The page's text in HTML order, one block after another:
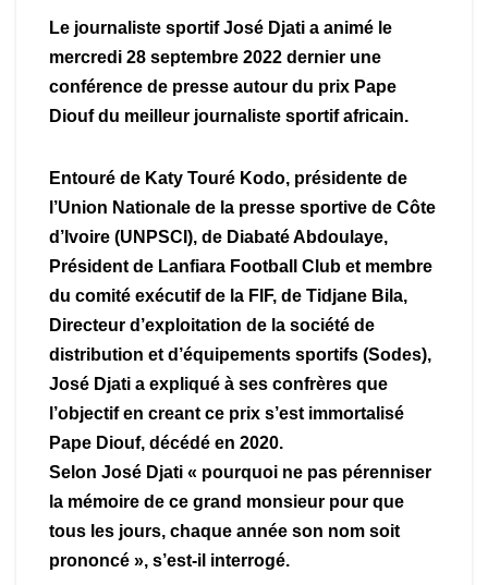
Le journaliste sportif José Djati a animé le
mercredi 28 septembre 2022 dernier une
conférence de presse autour du prix Pape
Diouf du meilleur journaliste sportif africain.
Entouré de Katy Touré Kodo, présidente de
l’Union Nationale de la presse sportive de Côte
d’Ivoire (UNPSCI), de Diabaté Abdoulaye,
Président de Lanfiara Football Club et membre
du comité exécutif de la FIF, de Tidjane Bila,
Directeur d’exploitation de la société de
distribution et d’équipements sportifs (Sodes),
José Djati a expliqué à ses confrères que
l’objectif en creant ce prix s’est immortalisé
Pape Diouf, décédé en 2020.
Selon José Djati « pourquoi ne pas pérenniser
la mémoire de ce grand monsieur pour que
tous les jours, chaque année son nom soit
prononcé », s’est-il interrogé.